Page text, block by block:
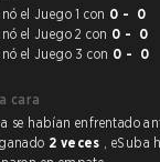
el Juego 1 con 0 - 0
el Juego 2 con 0 - 0
el Juego 3 con 0 - 0
cara
se habían enfrentado
2 veces , eSuba